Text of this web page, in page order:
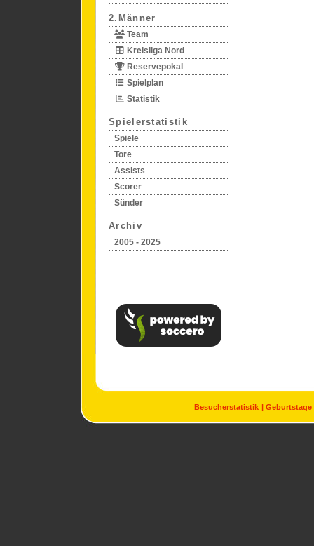
2.Männer
Team
Kreisliga Nord
Reservepokal
Spielplan
Statistik
Spielerstatistik
Spiele
Tore
Assists
Scorer
Sünder
Archiv
2005 - 2025
Besucherstatistik Geburtstage